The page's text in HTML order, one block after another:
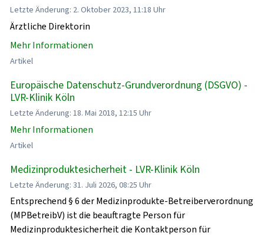
Letzte Änderung: 2. Oktober 2023, 11:18 Uhr
Ärztliche Direktorin
Mehr Informationen
Artikel
Europäische Datenschutz-Grundverordnung (DSGVO) -
LVR-Klinik Köln
Letzte Änderung: 18. Mai 2018, 12:15 Uhr
Mehr Informationen
Artikel
Medizinproduktesicherheit - LVR-Klinik Köln
Letzte Änderung: 31. Juli 2026, 08:25 Uhr
Entsprechend § 6 der Medizinprodukte-Betreiberverordnung
(MPBetreibV) ist die beauftragte Person für
Medizinproduktesicherheit die Kontaktperson für